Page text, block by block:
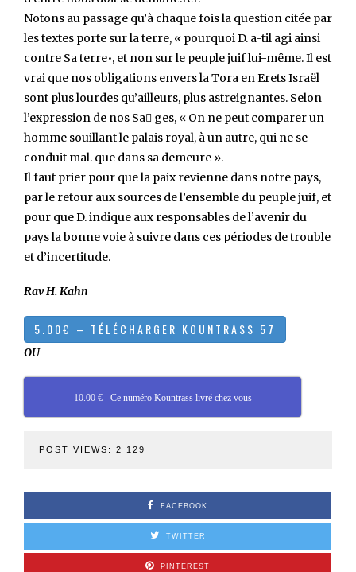
Notons au passage qu’à chaque fois la question ci­tée par
les textes porte sur la terre, « pourquoi D. a-t­il agi ainsi
contre Sa terre•, et non sur le peuple juif lui-même. Il est
vrai que nos obligations envers la Tora en Erets Israël
sont plus lourdes qu’ailleurs, plus astreignantes. Selon
l’expression de nos Sa􀀅 ges, « On ne peut comparer un
homme souillant le palais royal, à un autre, qui ne se
conduit mal. que dans sa demeure ».
Il faut prier pour que la paix revienne dans notre pays,
par le retour aux sources de l’ensemble du peuple juif, et
pour que D. indique aux responsables de l’avenir du
pays la bonne voie à suivre dans ces périodes de trouble
et d’incertitude.
Rav H. Kahn
OU
10.00 € - Ce numéro Kountrass livré chez vous
POST VIEWS: 2 129
FACEBOOK
TWITTER
PINTEREST